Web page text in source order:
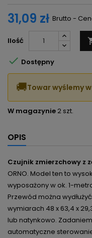
31,09 zł Brutto -
Ilość
 Dostępny
🚚Towar wyślemy
W magazynie 2 szt.
OPIS
Czujnik zmierzchowy z
ORNO. Model ten to
wyposażony w ok. 1-
Przewód można
wymiarach 48 x 63,4 x
lub natynkowo.
automatyczne